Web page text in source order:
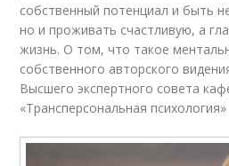
собственный потенциал и быть
но и проживать счастливую, а
жизнь. О том, что такое
собственного авторского
Высшего экспертного совета
«Трансперсональная